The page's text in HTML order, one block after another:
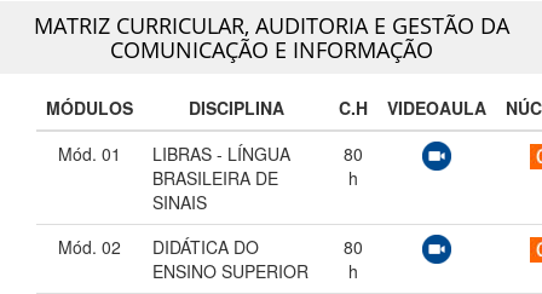
MATRIZ CURRICULAR, AUDITORIA E GESTÃO DA
COMUNICAÇÃO E INFORMAÇÃO
MÓDULOS DISCIPLINA C.H VIDEOAULA
Mód. 01
LIBRAS - LÍNGUA
BRASILEIRA DE
SINAIS
80
h
Mód. 02
DIDÁTICA DO
ENSINO SUPERIOR
80
h